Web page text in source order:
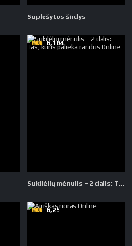
Suplėšytos širdys
Sukilėlių mėnulis – 2 dalis: Tas, kuris palieka randus
6,104
6,25